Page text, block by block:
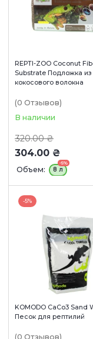
REPTI-ZOO Coconut
Substrate Подложка из
кокосового волокна
(0 Отзывов)
В наличии
320.00 ₴
304.00 ₴
Объем:
-5%
8 л
-5%
KOMODO CaCo3 Sand
Песок для рептилий
(0 Отзывов)